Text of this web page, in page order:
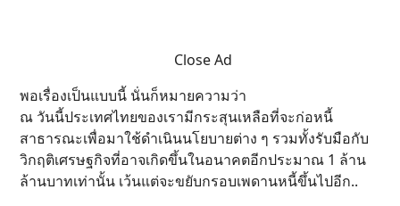
Close Ad
พอเรื่องเป็นแบบนี้ นั่นก็หมายความว่า
ณ วันนี้ประเทศไทยของเรามีกระสุนเหลือที่จะก่อหนี้
สาธารณะเพื่อมาใช้ดำเนินนโยบายต่าง ๆ รวมทั้งรับมือกับ
วิกฤติเศรษฐกิจที่อาจเกิดขึ้นในอนาคตอีกประมาณ 1 ล้าน
ล้านบาทเท่านั้น เว้นแต่จะขยับกรอบเพดานหนี้ขึ้นไปอีก..